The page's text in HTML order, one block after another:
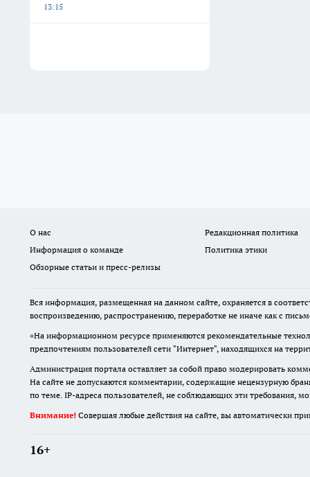
13:15
О нас
Редакционная политика
Информация о команде
Политика этики
Обзорные статьи и пресс-релизы
Вся информация, размещенная на данном сайте, охраняется в
воспроизведению, распространению, переработке не иначе как с
«На информационном ресурсе применяются рекомендательные
предпочтениям пользователей сети "Интернет", находящихся на
Администрация портала оставляет за собой право модерировать
На сайте не допускаются комментарии, содержащие нецензурную
по теме. IP-адреса пользователей, не соблюдающих эти требования,
Внимание! Совершая любые действия на сайте, вы автоматически
16+